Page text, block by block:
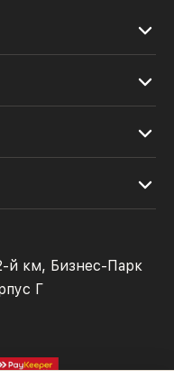
й км, Бизнес-Парк
Г